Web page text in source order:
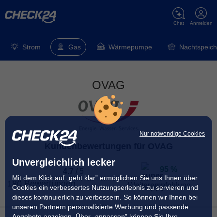
Nur notwendige Cookies
Unvergleichlich lecker
Mit dem Klick auf „geht klar” ermöglichen Sie uns Ihnen über
Cookies ein verbessertes Nutzungserlebnis zu servieren und
dieses kontinuierlich zu verbessern. So können wir Ihnen bei
unseren Partnern personalisierte Werbung und passende
Anmelden
Chat
Strom Gas Wärmepumpe
OVAG
Kundenbewertungen für OVAG
180 Bewertungen
Weiterempfehlung
95 % der Kundenhaben angegeben, dass sie ihren